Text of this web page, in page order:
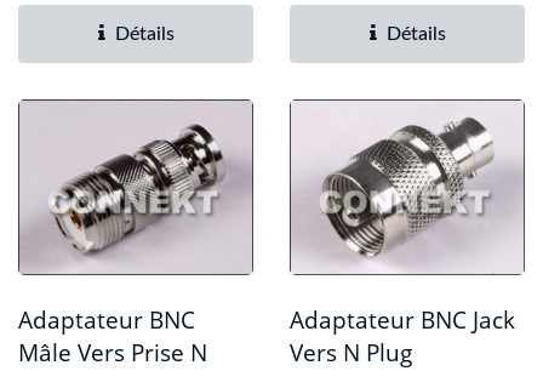
Détails
Détails
Adaptateur BNC
Mâle Vers Prise N
Adaptateur BNC Jack
Vers N Plug